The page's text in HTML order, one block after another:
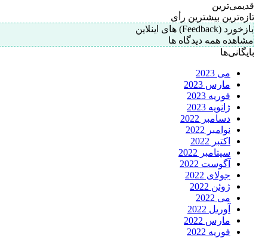
قدیمی‌ترین
تازه‌ترین بیشترین رأی
بازخورد (Feedback) های اینلاین
مشاهده همه دیدگاه ها
بایگانی‌ها
می 2023
مارس 2023
فوریه 2023
ژانویه 2023
دسامبر 2022
نوامبر 2022
اکتبر 2022
سپتامبر 2022
آگوست 2022
جولای 2022
ژوئن 2022
می 2022
آوریل 2022
مارس 2022
فوریه 2022